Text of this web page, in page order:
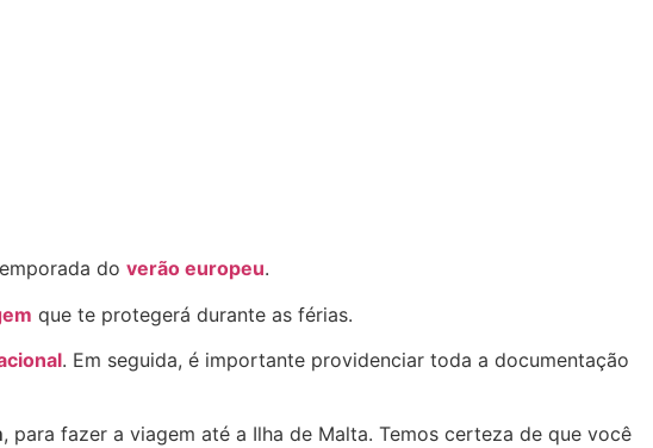
do verão europeu.
que te protegerá durante as férias.
. Em seguida, é importante providenciar toda a documentação
, para fazer a viagem até a Ilha de Malta. Temos certeza de que você